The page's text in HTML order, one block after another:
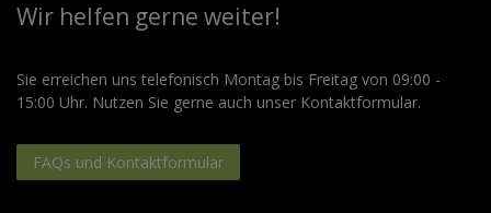
Wir helfen gerne weiter!
Sie erreichen uns telefonisch Montag bis Freitag von 09:00 -
15:00 Uhr. Nutzen Sie gerne auch unser Kontaktformular.
FAQs und Kontaktformular